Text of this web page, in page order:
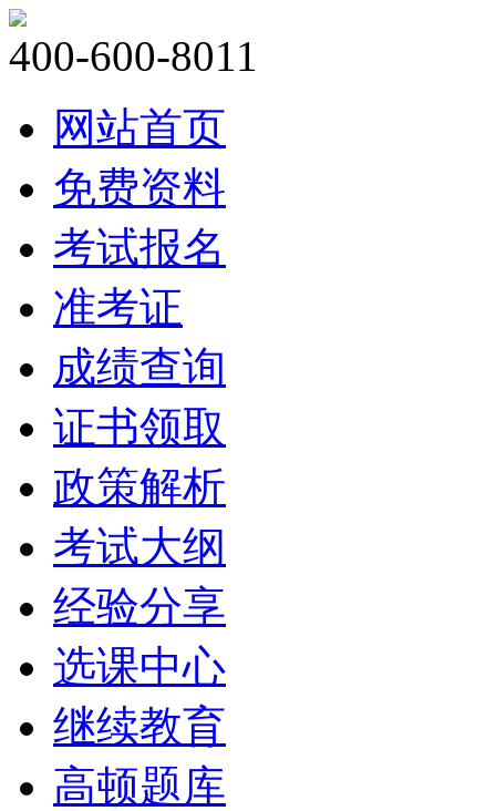
400-600-8011
网站首页
免费资料
考试报名
准考证
成绩查询
证书领取
政策解析
考试大纲
经验分享
选课中心
继续教育
高顿题库